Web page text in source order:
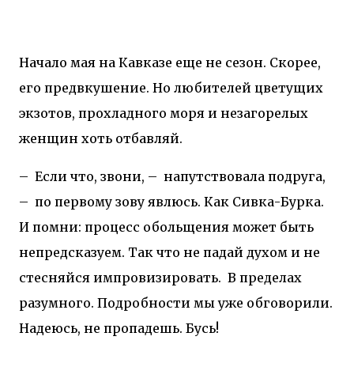
Начало мая на Кавказе еще не сезон. Скорее,
его предвкушение. Но любителей цветущих
экзотов, прохладного моря и незагорелых
женщин хоть отбавляй.
– Если что, звони, – напутствовала подруга,
– по первому зову явлюсь. Как Сивка-Бурка.
И помни: процесс обольщения может быть
непредсказуем. Так что не падай духом и не
стесняйся импровизировать. В пределах
разумного. Подробности мы уже обговорили.
Надеюсь, не пропадешь. Бусь!